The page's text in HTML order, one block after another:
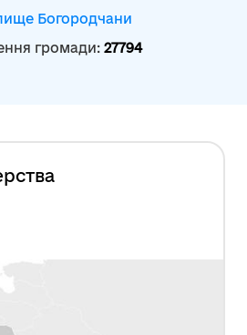
Богородчани
громади: 27794